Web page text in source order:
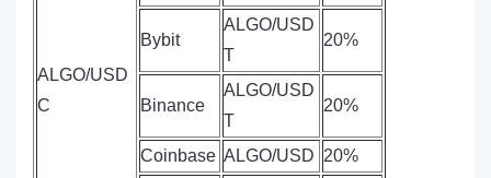
ALGO/USD
C
Bybit
ALGO/USD
T
20%
Binance
ALGO/USD
T
20%
Coinbase ALGO/USD 20%